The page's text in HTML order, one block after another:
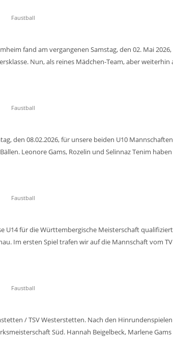
Faustball
fand am vergangenen Samstag, den 02. Mai
Nun, als reines Mädchen-Team, aber weiterhin
Faustball
den 08.02.2026, für unsere beiden U10
Leonore Gams, Rozelin und Selinnaz Tenim
Faustball
U14 für die Württembergische Meisterschaft
Im ersten Spiel trafen wir auf die Mannschaft vom
Faustball
/ TSV Westerstetten. Nach den
Süd. Hannah Beigelbeck, Marlene